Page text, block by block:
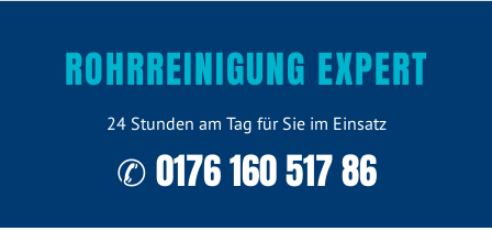
ROHRREINIGUNG EXPERT
24 Stunden am Tag für Sie im Einsatz
✆ 0176 160 517 86